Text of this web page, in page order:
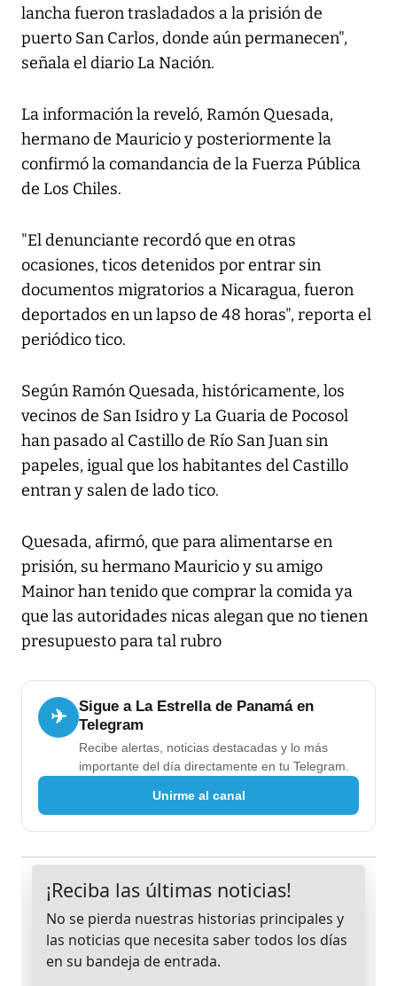
lancha fueron trasladados a la prisión de
puerto San Carlos, donde aún permanecen",
señala el diario La Nación.
La información la reveló, Ramón Quesada,
hermano de Mauricio y posteriormente la
confirmó la comandancia de la Fuerza Pública
de Los Chiles.
"El denunciante recordó que en otras
ocasiones, ticos detenidos por entrar sin
documentos migratorios a Nicaragua, fueron
deportados en un lapso de 48 horas", reporta el
periódico tico.
Según Ramón Quesada, históricamente, los
vecinos de San Isidro y La Guaria de Pocosol
han pasado al Castillo de Río San Juan sin
papeles, igual que los habitantes del Castillo
entran y salen de lado tico.
Quesada, afirmó, que para alimentarse en
prisión, su hermano Mauricio y su amigo
Mainor han tenido que comprar la comida ya
que las autoridades nicas alegan que no tienen
presupuesto para tal rubro
✈
Sigue a La Estrella de Panamá en
Telegram
Recibe alertas, noticias destacadas y lo más
importante del día directamente en tu Telegram.
Unirme al canal